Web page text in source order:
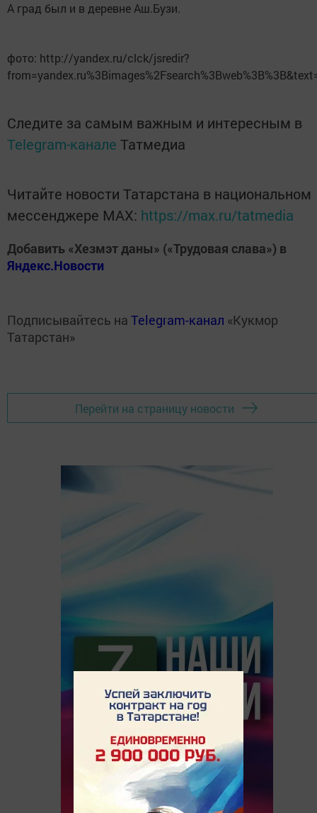
А град был и в деревне Аш.Бузи.
фото: http://yandex.ru/clck/jsredir?
Следите за самым важным и интересным в
Telegram-канале Татмедиа
Читайте новости Татарстана в национальном
мессенджере MАХ: https://max.ru/tatmedia
Добавить «Хезмэт даны» («Трудовая слава») в
Яндекс.Новости
Подписывайтесь на Telegram-канал «Кукмор
Татарстан»
Перейти на страницу новости